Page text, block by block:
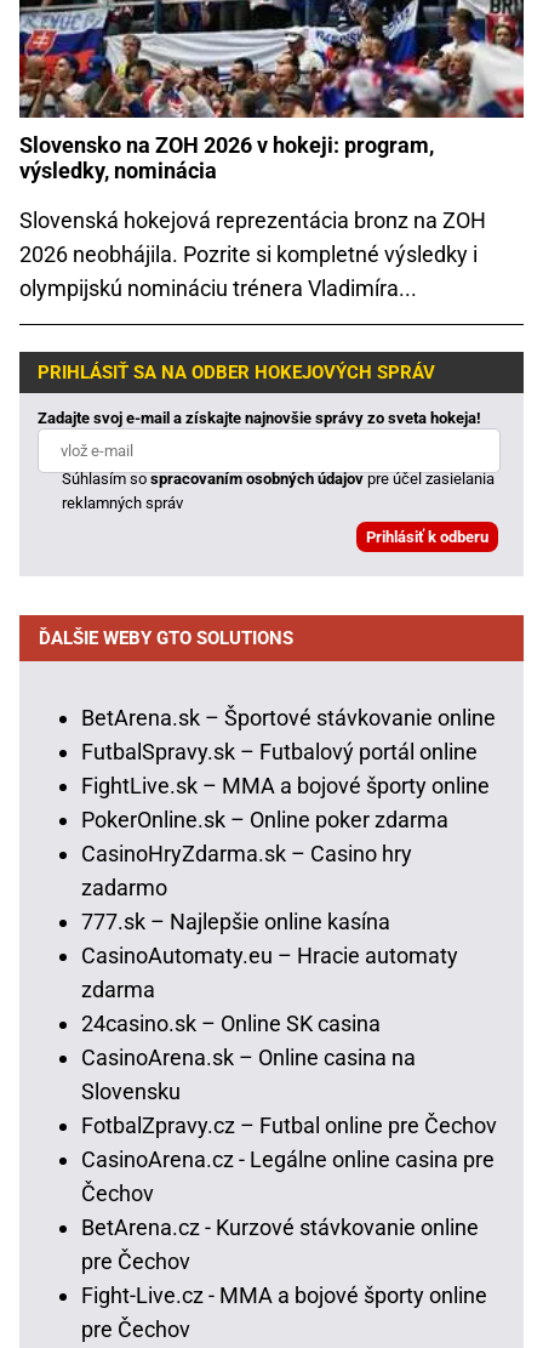
Slovensko na ZOH 2026 v hokeji: program,
výsledky, nominácia
Slovenská hokejová reprezentácia bronz na ZOH
2026 neobhájila. Pozrite si kompletné výsledky i
olympijskú nomináciu trénera Vladimíra...
PRIHLÁSIŤ SA NA ODBER HOKEJOVÝCH SPRÁV
Zadajte svoj e-mail a získajte najnovšie správy zo sveta hokeja!
Súhlasím sospracovaním osobných údajovpre účel zasielania
reklamných správ
ĎALŠIE WEBY GTO SOLUTIONS
BetArena.sk – Športové stávkovanie online
FutbalSpravy.sk – Futbalový portál online
FightLive.sk – MMA a bojové športy online
PokerOnline.sk – Online poker zdarma
CasinoHryZdarma.sk – Casino hry
zadarmo
777.sk – Najlepšie online kasína
CasinoAutomaty.eu – Hracie automaty
zdarma
24casino.sk – Online SK casina
CasinoArena.sk – Online casina na
Slovensku
FotbalZpravy.cz – Futbal online pre Čechov
CasinoArena.cz - Legálne online casina pre
Čechov
BetArena.cz - Kurzové stávkovanie online
pre Čechov
Fight-Live.cz - MMA a bojové športy online
pre Čechov